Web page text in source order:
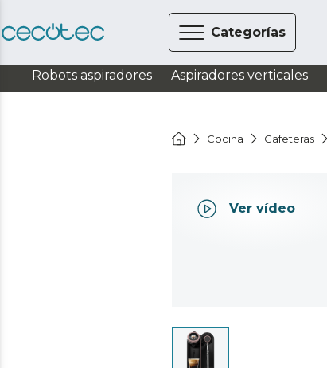
Categorías
Robots aspiradores Aspiradores verticales
Cocina Cafeteras
Ver vídeo